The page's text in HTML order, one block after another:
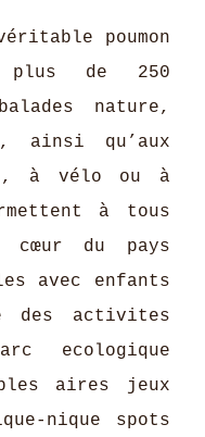
poumon
de 250
nature,
ainsi qu’aux
à vélo ou à
à tous
cœur du pays
avec enfants
des activites
ecologique
aires jeux
nique spots